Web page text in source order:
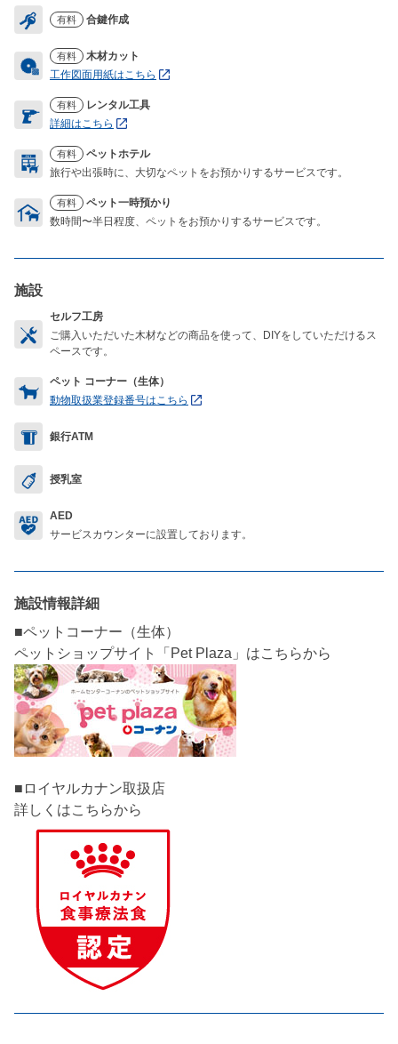
有料 合鍵作成
有料
木材カット
工作図面用紙はこちら
有料
レンタル工具
詳細はこちら
有料
ペットホテル
旅行や出張時に、大切なペットをお預かりするサービスです。
有料
ペット一時預かり
数時間〜半日程度、ペットをお預かりするサービスです。
施設
セルフ工房
ご購入いただいた木材などの商品を使って、DIYをしていただけるス
ペースです。
ペット コーナー（生体）
動物取扱業登録番号はこちら
銀行ATM
授乳室
AED
サービスカウンターに設置しております。
施設情報詳細
■ペットコーナー（生体）
■ロイヤルカナン取扱店